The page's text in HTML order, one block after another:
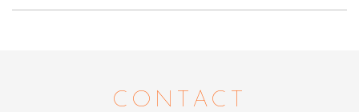
CONTACT